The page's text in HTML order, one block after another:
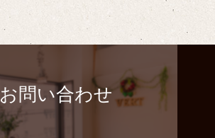
お問い合わせ